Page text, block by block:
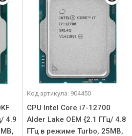
4.9
Код артикула: 904450
CPU Intel Core i7-12700
Alder Lake OEM {2.1 ГГц/ 4.8
ГГц в режиме Turbo, 25MB,